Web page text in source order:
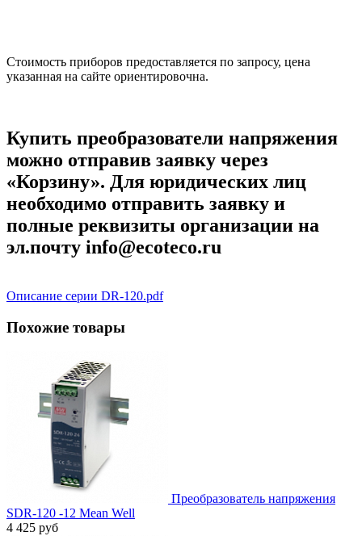
Стоимость приборов предоставляется по запросу, цена
указанная на сайте ориентировочна.
Купить преобразователи напряжения
можно отправив заявку через
«Корзину». Для юридических лиц
необходимо отправить заявку и
полные реквизиты организации на
эл.почту info@ecoteco.ru
Описание серии DR-120.pdf
Похожие товары
Преобразователь напряжения
SDR-120 -12 Mean Well
4 425 руб